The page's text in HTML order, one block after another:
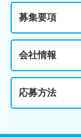
募集要項
会社情報
応募方法